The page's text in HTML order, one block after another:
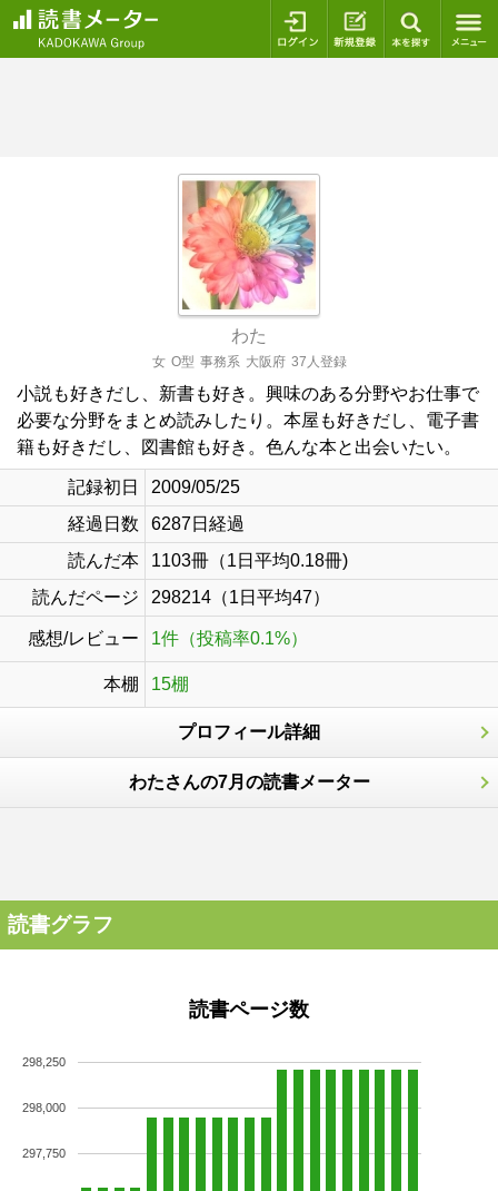
ログイン 新規登録
わた
女 O型 事務系 大阪府 37人登録
小説も好きだし、新書も好き。興味のある分野やお仕事で
必要な分野をまとめ読みしたり。本屋も好きだし、電子書
籍も好きだし、図書館も好き。色んな本と出会いたい。
記録初日
2009/05/25
経過日数
6287日経過
読んだ本
1103冊（1日平均0.18冊)
読んだページ
298214（1日平均47）
感想/レビュー 1件（投稿率0.1%）
本棚 15棚
プロフィール詳細
わたさんの7月の読書メーター
読書グラフ
読書ページ数
297,750
298,000
298,250